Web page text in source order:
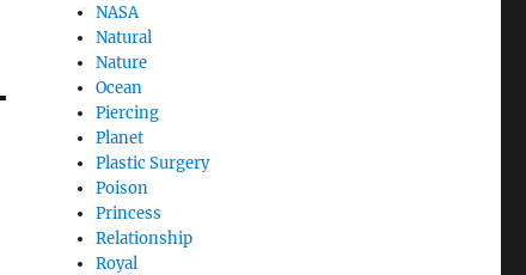
NASA
Natural
Nature
Ocean
Piercing
Planet
Plastic Surgery
Poison
Princess
Relationship
Royal